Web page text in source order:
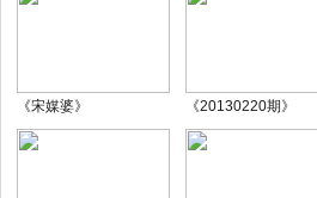
《宋媒婆》 《20130220期》